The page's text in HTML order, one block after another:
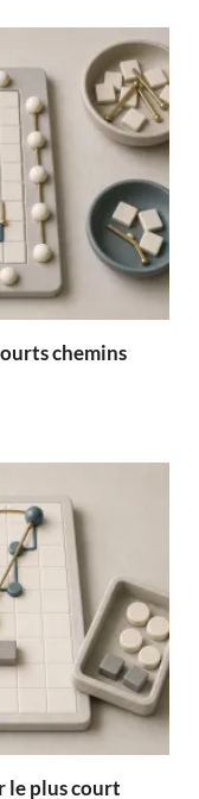
chemins
le plus court